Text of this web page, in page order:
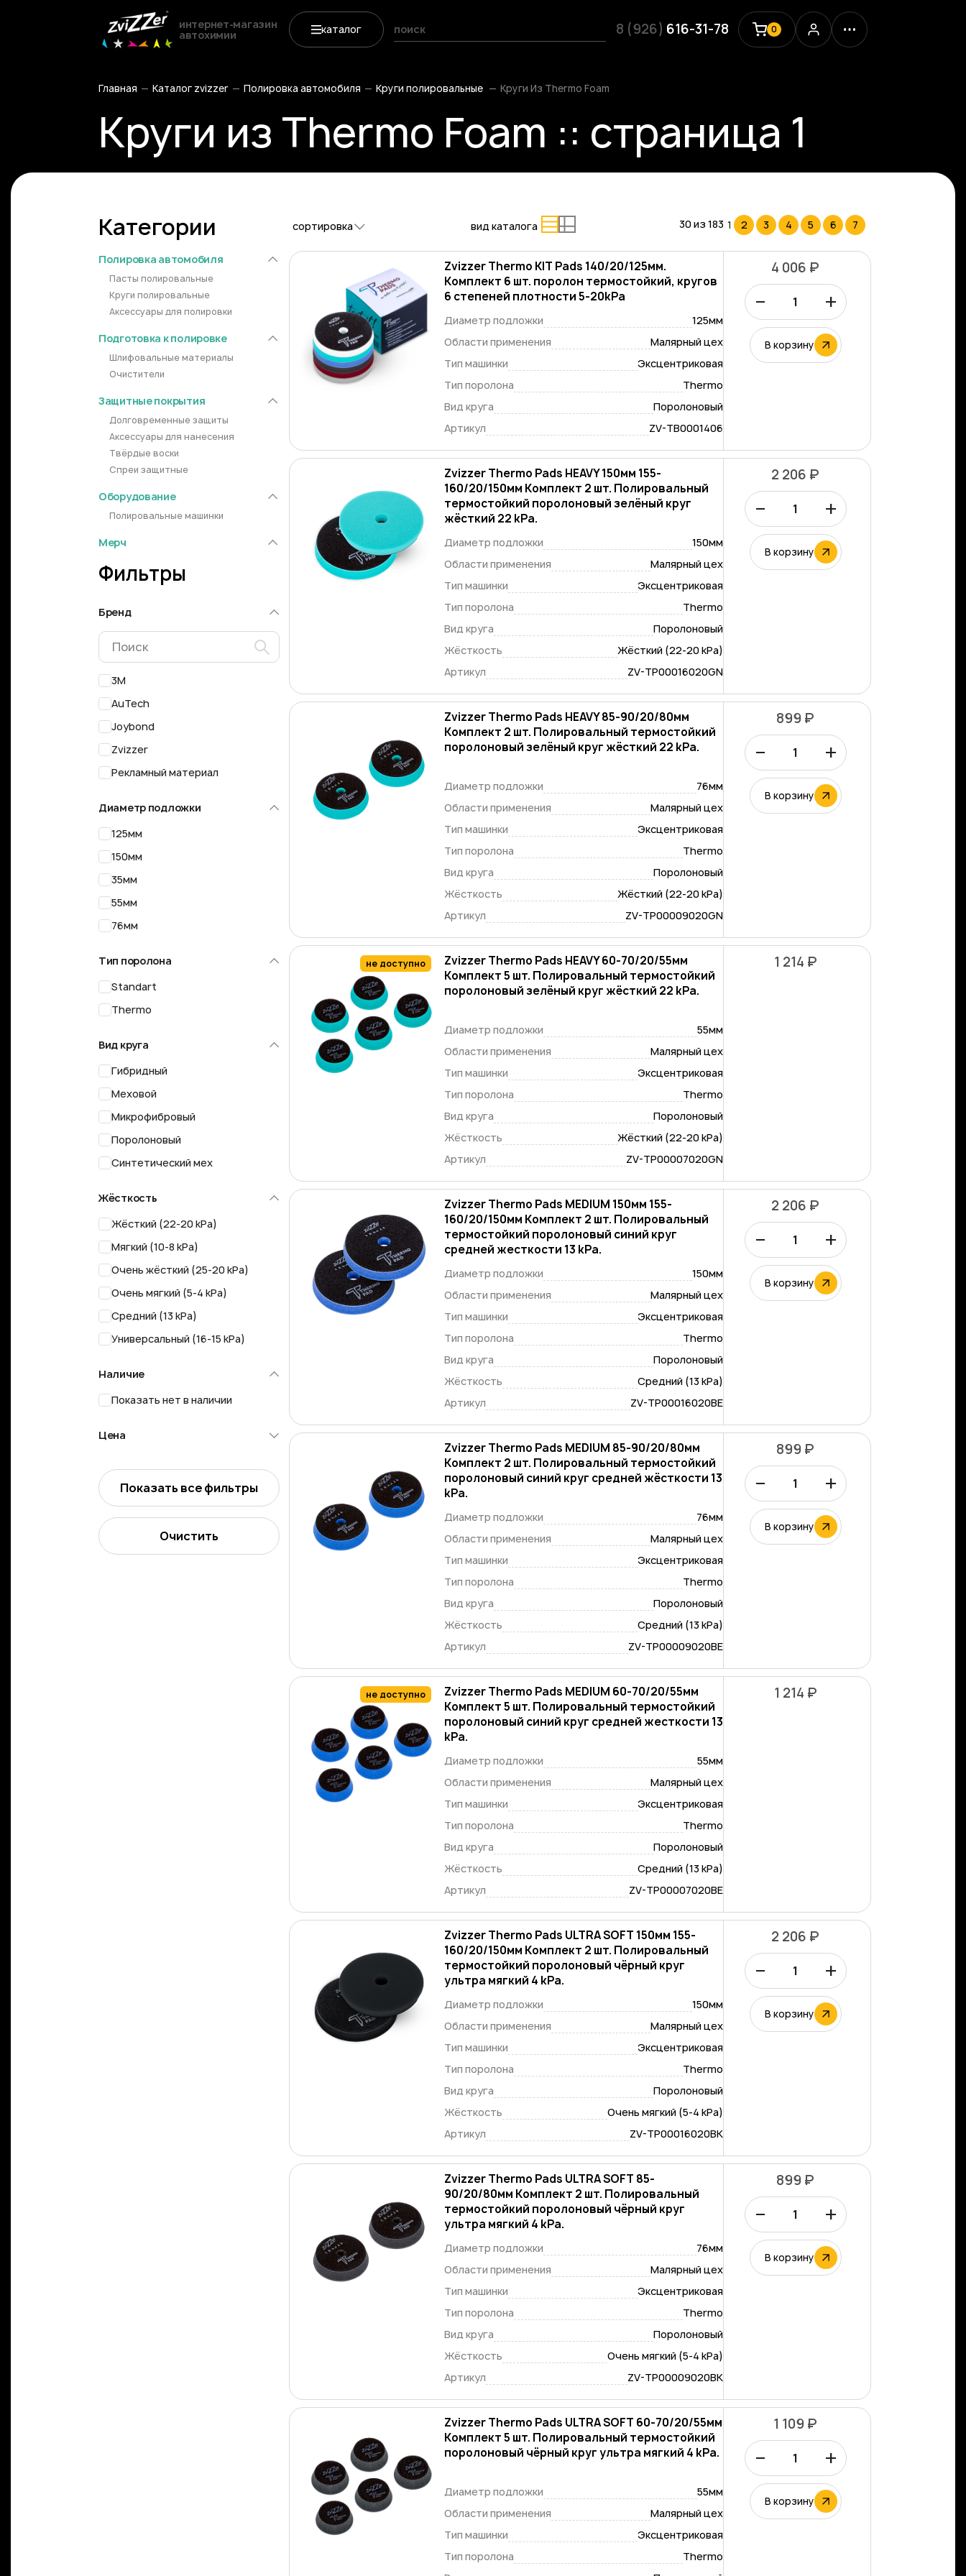
интернет-магазин
автохимии каталог 8 (926) 616-31-78 0
Главная Каталог zvizzer Полировка автомобиля Круги полировальные Круги Из Thermo Foam
Круги из Thermo Foam :: страница 1
Категории
Полировка автомобиля
Пасты полировальные
Круги полировальные
Аксессуары для полировки
Подготовка к полировке
Шлифовальные материалы
Очистители
Защитные покрытия
Долговременные защиты
Аксессуары для нанесения
Твёрдые воски
Спреи защитные
Оборудование
Полировальные машинки
Мерч
Фильтры
Бренд
3M
AuTech
Joybond
Zvizzer
Рекламный материал
Диаметр подложки
125мм
150мм
35мм
55мм
76мм
Тип поролона
Standart
Thermo
Вид круга
Гибридный
Меховой
Микрофибровый
Поролоновый
Синтетический мех
Жёсткость
Жёсткий (22-20 kPa)
Мягкий (10-8 kPa)
Очень жёсткий (25-20 kPa)
Очень мягкий (5-4 kPa)
Средний (13 kPa)
Универсальный (16-15 kPa)
Наличие
Показать нет в наличии
Цена
Показать все фильтры
Очистить
сортировка вид каталога 30 из 183 1 2 3 4 5 6 7
Zvizzer Thermo KIT Pads 140/20/125мм.
Комплект 6 шт. поролон термостойкий, кругов
6 степеней плотности 5-20kPa
Диаметр подложки
125мм
Области применения
Малярный цех
Тип машинки
Эксцентриковая
Тип поролона
Thermo
Вид круга
Поролоновый
Артикул
ZV-TB0001406
4 006 ₽
– +
В корзину
Zvizzer Thermo Pads HEAVY 150мм 155-
160/20/150мм Комплект 2 шт. Полировальный
термостойкий поролоновый зелёный круг
жёсткий 22 kPa.
Диаметр подложки
150мм
Области применения
Малярный цех
Тип машинки
Эксцентриковая
Тип поролона
Thermo
Вид круга
Поролоновый
Жёсткость
Жёсткий (22-20 kPa)
Артикул
ZV-TP00016020GN
2 206 ₽
– +
В корзину
Zvizzer Thermo Pads HEAVY 85-90/20/80мм
Комплект 2 шт. Полировальный термостойкий
поролоновый зелёный круг жёсткий 22 kPa.
Диаметр подложки
76мм
Области применения
Малярный цех
Тип машинки
Эксцентриковая
Тип поролона
Thermo
Вид круга
Поролоновый
Жёсткость
Жёсткий (22-20 kPa)
Артикул
ZV-TP00009020GN
899 ₽
– +
В корзину
не доступно
Zvizzer Thermo Pads HEAVY 60-70/20/55мм
Комплект 5 шт. Полировальный термостойкий
поролоновый зелёный круг жёсткий 22 kPa.
Диаметр подложки
55мм
Области применения
Малярный цех
Тип машинки
Эксцентриковая
Тип поролона
Thermo
Вид круга
Поролоновый
Жёсткость
Жёсткий (22-20 kPa)
Артикул
ZV-TP00007020GN
1 214 ₽
Zvizzer Thermo Pads MEDIUM 150мм 155-
160/20/150мм Комплект 2 шт. Полировальный
термостойкий поролоновый синий круг
средней жесткости 13 kPa.
Диаметр подложки
150мм
Области применения
Малярный цех
Тип машинки
Эксцентриковая
Тип поролона
Thermo
Вид круга
Поролоновый
Жёсткость
Средний (13 kPa)
Артикул
ZV-TP00016020BE
2 206 ₽
– +
В корзину
Zvizzer Thermo Pads MEDIUM 85-90/20/80мм
Комплект 2 шт. Полировальный термостойкий
поролоновый синий круг средней жёсткости 13
kPa.
Диаметр подложки
76мм
Области применения
Малярный цех
Тип машинки
Эксцентриковая
Тип поролона
Thermo
Вид круга
Поролоновый
Жёсткость
Средний (13 kPa)
Артикул
ZV-TP00009020BE
899 ₽
– +
В корзину
не доступно
Zvizzer Thermo Pads MEDIUM 60-70/20/55мм
Комплект 5 шт. Полировальный термостойкий
поролоновый синий круг средней жесткости 13
kPa.
Диаметр подложки
55мм
Области применения
Малярный цех
Тип машинки
Эксцентриковая
Тип поролона
Thermo
Вид круга
Поролоновый
Жёсткость
Средний (13 kPa)
Артикул
ZV-TP00007020BE
1 214 ₽
Zvizzer Thermo Pads ULTRA SOFT 150мм 155-
160/20/150мм Комплект 2 шт. Полировальный
термостойкий поролоновый чёрный круг
ультра мягкий 4 kPa.
Диаметр подложки
150мм
Области применения
Малярный цех
Тип машинки
Эксцентриковая
Тип поролона
Thermo
Вид круга
Поролоновый
Жёсткость
Очень мягкий (5-4 kPa)
Артикул
ZV-TP00016020BK
2 206 ₽
– +
В корзину
Zvizzer Thermo Pads ULTRA SOFT 85-
90/20/80мм Комплект 2 шт. Полировальный
термостойкий поролоновый чёрный круг
ультра мягкий 4 kPa.
Диаметр подложки
76мм
Области применения
Малярный цех
Тип машинки
Эксцентриковая
Тип поролона
Thermo
Вид круга
Поролоновый
Жёсткость
Очень мягкий (5-4 kPa)
Артикул
ZV-TP00009020BK
899 ₽
– +
В корзину
Zvizzer Thermo Pads ULTRA SOFT 60-70/20/55мм
Комплект 5 шт. Полировальный термостойкий
поролоновый чёрный круг ультра мягкий 4 kPa.
Диаметр подложки
55мм
Области применения
Малярный цех
Тип машинки
Эксцентриковая
Тип поролона
Thermo
1 109 ₽
– +
В корзину